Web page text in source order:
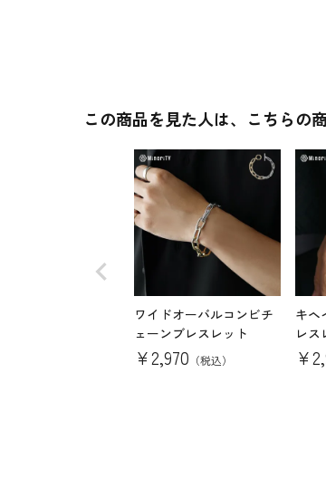
この商品を見た人は、こちらの
ワイドオーバルコンビチ
ェーンブレスレット
¥2,970 （税込）
キヘ
レス
¥